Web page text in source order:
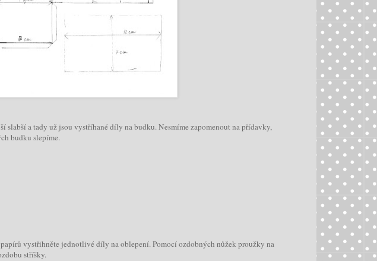
slabší a tady už jsou vystříhané díly na budku. Nesmíme zapomenout na přídavky,
budku slepíme.
vystřihněte jednotlivé díly na oblepení. Pomocí ozdobných nůžek proužky na
stříšky.